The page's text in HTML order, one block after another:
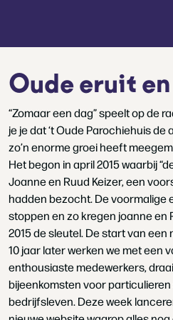
Oude eruit
“Zomaar een dag” speelt op de
je je dat ‘t Oude Parochiehuis de
zo’n enorme groei heeft
Het begon in april 2015 waarbij
Joanne en Ruud Keizer, een
hadden bezocht. De voormalige
stoppen en zo kregen joanne en
2015 de sleutel. De start van een
10 jaar later werken we met een
enthousiaste medewerkers,
bijeenkomsten voor
bedrijfsleven. Deze week